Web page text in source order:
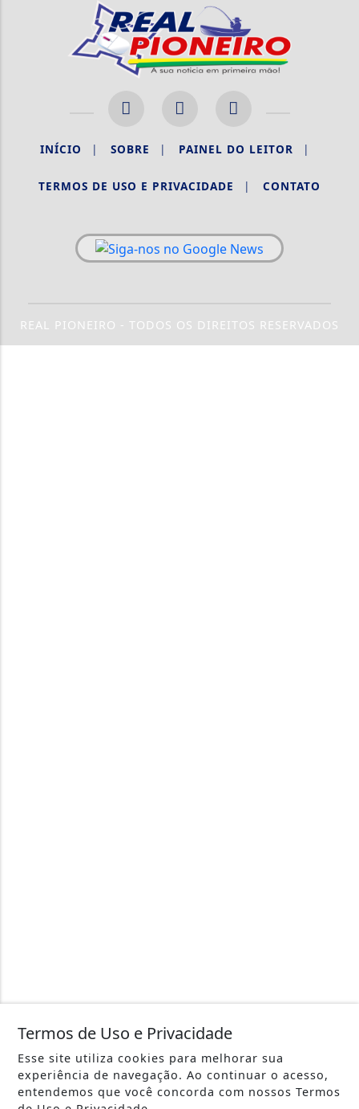
INÍCIO | SOBRE | PAINEL DO LEITOR |
TERMOS DE USO E PRIVACIDADE | CONTATO
REAL PIONEIRO - TODOS OS DIREITOS RESERVADOS
Termos de Uso e Privacidade
Esse site utiliza cookies para melhorar sua
experiência de navegação. Ao continuar o acesso,
entendemos que você concorda com nossos Termos